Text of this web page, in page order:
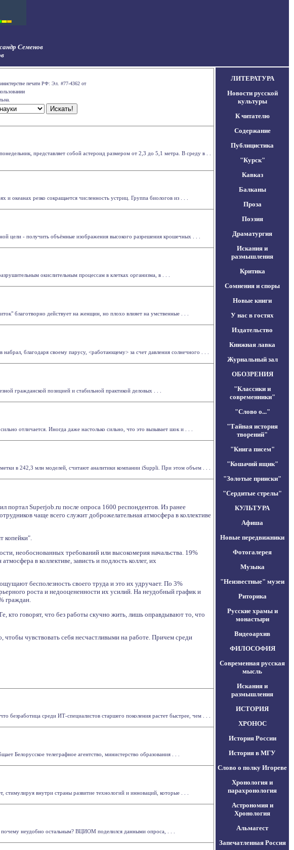
Семенов
печати РФ: Эл. #77-4362 от
представляет собой астероид размером от 2,3 до 5,1 метра. В среду в . .
океанах резко сокращается численность устриц. Группа биологов из . . .
цели - получить объёмные изображения высокого разрешения крошечных . . .
окислительным процессам в клетках организма, в . . .
благотворно действует на женщин, но плохо влияет на умственные . . .
благодаря своему парусу, <работающему> за счет давления солнечного . . .
гражданской позицией и стабильной практикой деловых . . .
отличается. Иногда даже настолько сильно, что это вызывает шок и . . .
в 242,3 млн моделей, считают аналитики компании iSuppli. При этом объем . . .
портал Superjob.ru после опроса 1600 респондентов. Из ранее
чаще всего служит доброжелательная атмосфера в коллективе
копейки".
необоснованных требований или высокомерия начальства. 19%
в коллективе, зависть и подлость коллег, их
бесполезность своего труда и это их удручает. По 3%
роста и недооцененности их усилий. На неудобный график и
граждан.
кто говорят, что без работы скучно жить, лишь оправдывают то, что
чувствовать себя несчастливыми на работе. Причем среди
среди ИТ-специалистов старшего поколения растет быстрее, чем . . .
Белорусское телеграфное агентство, министерство образования . . .
внутри страны развитие технологий и инноваций, которые . . .
почему неудобно остальным? ВЦИОМ поделился данными опроса, . . .
ЛИТЕРАТУРА
Новости русской
культуры
К читателю
Содержание
Публицистика
"Курск"
Кавказ
Балканы
Проза
Поэзия
Драматургия
Искания и
размышления
Критика
Сомнения и споры
Новые книги
У нас в гостях
Издательство
Книжная лавка
Журнальный зал
ОБОЗРЕНИЯ
"Классики и
современники"
"Слово о..."
"Тайная история
творений"
"Книга писем"
"Кошачий ящик"
"Золотые прииски"
"Сердитые стрелы"
КУЛЬТУРА
Афиша
Новые передвижники
Фотогалерея
Музыка
"Неизвестные" музеи
Риторика
Русские храмы и
монастыри
Видеоархив
ФИЛОСОФИЯ
Современная русская
мысль
Искания и
размышления
ИСТОРИЯ
ХРОНОС
История России
История в МГУ
Слово о полку Игореве
Хронология и
парахронология
Астрономия и
Хронология
Альмагест
Запечатленная Россия